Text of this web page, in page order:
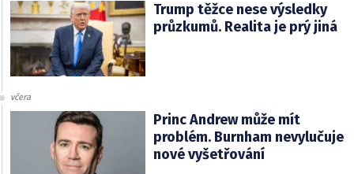
Trump těžce nese výsledky
průzkumů. Realita je prý jiná
včera
Princ Andrew může mít
problém. Burnham nevylučuje
nové vyšetřování